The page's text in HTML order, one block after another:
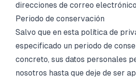
direcciones de correo
Periodo de conservación
Salvo que en esta política de
especificado un periodo de
concreto, sus datos personales
nosotros hasta que deje de ser